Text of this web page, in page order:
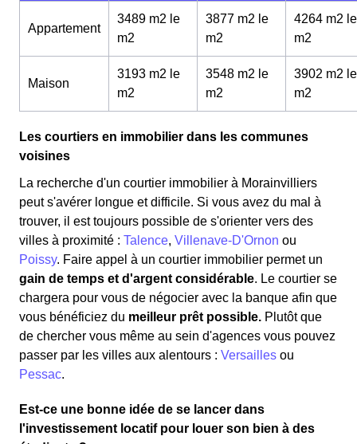
Appartement
3489 m2 le
m2
3877 m2 le
m2
4264 m2 le
m2
Maison
3193 m2 le
m2
3548 m2 le
m2
3902 m2 le
m2
Les courtiers en immobilier dans les communes
voisines
La recherche d'un courtier immobilier à Morainvilliers
peut s'avérer longue et difficile. Si vous avez du mal à
trouver, il est toujours possible de s'orienter vers des
villes à proximité : Talence, Villenave-D'Ornon ou
Poissy. Faire appel à un courtier immobilier permet un
gain de temps et d'argent considérable. Le courtier se
chargera pour vous de négocier avec la banque afin que
vous bénéficiez du meilleur prêt possible. Plutôt que
de chercher vous même au sein d'agences vous pouvez
passer par les villes aux alentours : Versailles ou
Pessac.
Est-ce une bonne idée de se lancer dans
l'investissement locatif pour louer son bien à des